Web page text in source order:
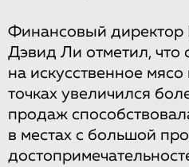
Финансовый директор
Дэвид Ли отметил, что
на искусственное
точках увеличился
продаж
в местах с большой